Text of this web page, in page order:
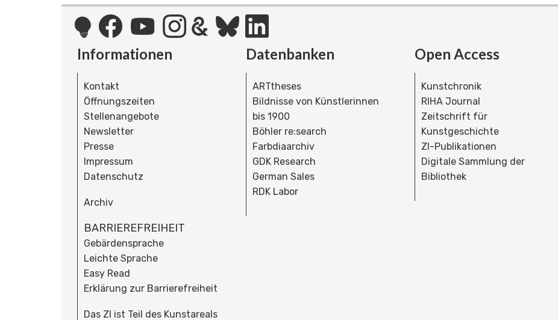
Informationen
Kontakt
Öffnungszeiten
Stellenangebote
Newsletter
Presse
Impressum
Datenschutz
Archiv
BARRIEREFREIHEIT
Gebärdensprache
Leichte Sprache
Easy Read
Erklärung zur Barrierefreiheit
Das ZI ist Teil des Kunstareals
Datenbanken
ARTtheses
Bildnisse von Künstlerinnen
bis 1900
Böhler re:search
Farbdiaarchiv
GDK Research
German Sales
RDK Labor
Open Access
Kunstchronik
RIHA Journal
Zeitschrift für
Kunstgeschichte
ZI-Publikationen
Digitale Sammlung der
Bibliothek